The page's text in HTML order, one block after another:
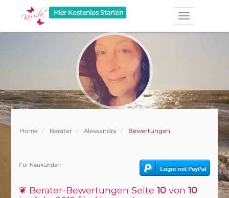
Hier Kostenlos Starten
Home Berater Alessandra Bewertungen
Für Neukunden
❦ Berater-Bewertungen Seite10 von10